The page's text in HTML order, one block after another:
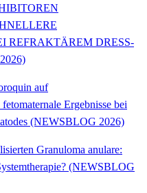
REFRAKTÄREM DRESS-
auf
Ergebnisse bei
(NEWSBLOG 2026)
Granuloma anulare:
(NEWSBLOG